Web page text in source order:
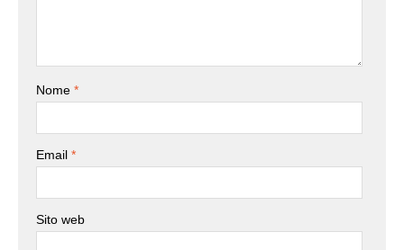
Nome *
Email *
Sito web